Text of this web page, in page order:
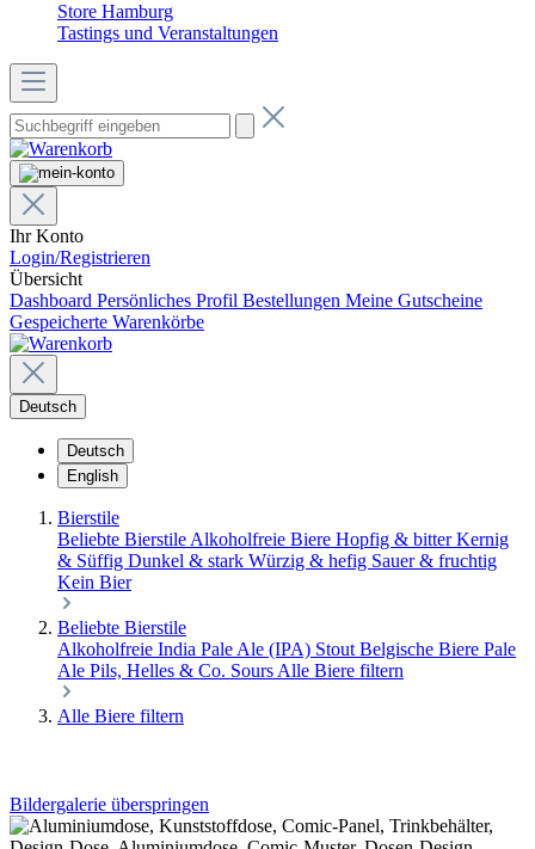
Store Hamburg
Tastings und Veranstaltungen
Ihr Konto
Login/Registrieren
Übersicht
Dashboard Persönliches Profil Bestellungen Meine Gutscheine
Gespeicherte Warenkörbe
Deutsch
Deutsch
English
Bierstile
Beliebte Bierstile Alkoholfreie Biere Hopfig & bitterKernig
& Süffig Dunkel & stark Würzig & hefig Sauer & fruchtig
Kein Bier
Beliebte Bierstile
Alkoholfreie India Pale Ale (IPA) Stout Belgische Biere Pale
Ale Pils, Helles & Co. Sours Alle Biere filtern
Alle Biere filtern
Bildergalerie überspringen